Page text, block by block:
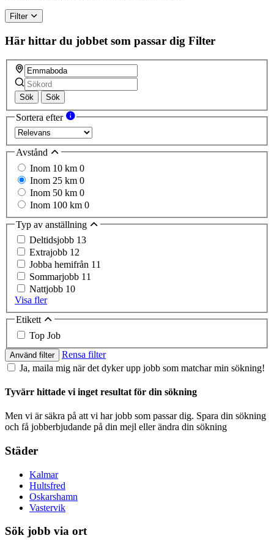
Filter
Här hittar du jobbet som passar dig Filter
Sök Sök
Sortera efter
Avstånd
Inom 10 km 0
Inom 25 km 0
Inom 50 km 0
Inom 100 km 0
Typ av anställning
Deltidsjobb 13
Extrajobb 12
Jobba hemifrån 11
Sommarjobb 11
Nattjobb 10
Visa fler
Etikett
Top Job
Använd filter
Rensa filter
Ja, maila mig när det dyker upp jobb som matchar min sökning!
Tyvärr hittade vi inget resultat för din sökning
Men vi är säkra på att vi har jobb som passar dig. Spara din sökning
och få jobberbjudande på din mejl eller ändra din sökning
Städer
Kalmar
Hultsfred
Oskarshamn
Vastervik
Sök jobb via ort